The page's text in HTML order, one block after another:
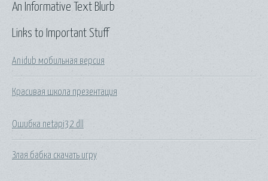
Links to Important Stuff
Anidub мобильная версия
Красивая школа презентация
Ошибка netapi32 dll
Злая бабка скачать игру
An Informative Text Blurb